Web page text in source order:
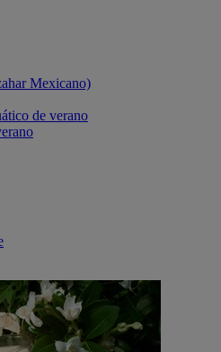
Mexicano)
de verano